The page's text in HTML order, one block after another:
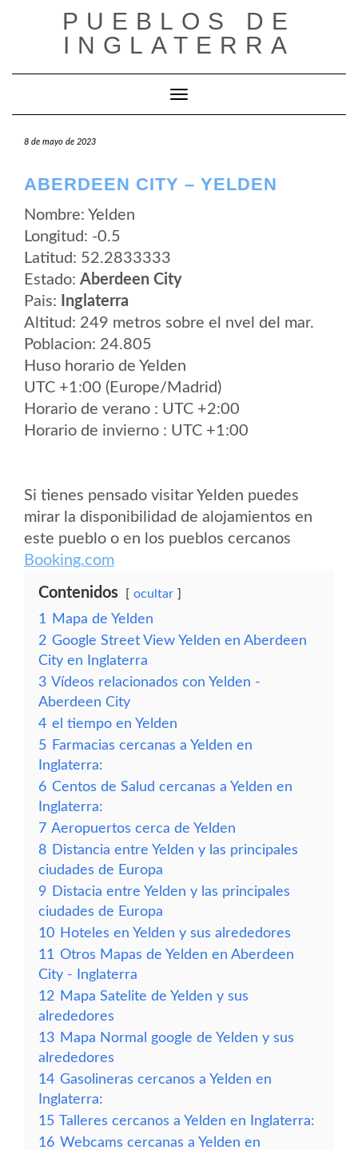
PUEBLOS DE
INGLATERRA
Cambiar modo de navegación
8 de mayo de 2023
ABERDEEN CITY – YELDEN
Nombre: Yelden
Longitud: -0.5
Latitud: 52.2833333
Estado: Aberdeen City
Pais:
Inglaterra
Altitud: 249 metros sobre el nvel del mar.
Poblacion: 24.805
Huso horario de Yelden
UTC +1:00 (Europe/Madrid)
Horario de verano : UTC +2:00
Horario de invierno : UTC +1:00
Si tienes pensado visitar Yelden puedes
mirar la disponibilidad de alojamientos en
este pueblo o en los pueblos cercanos
Booking.com
Contenidos ocultar
1
Mapa de Yelden
2 Google Street View Yelden en Aberdeen
City en Inglaterra
3 Vídeos relacionados con Yelden -
Aberdeen City
4 el tiempo en Yelden
5 Farmacias cercanas a Yelden en
Inglaterra:
6 Centos de Salud cercanas a Yelden en
Inglaterra:
7 Aeropuertos cerca de Yelden
8 Distancia entre Yelden y las principales
ciudades de Europa
9 Distacia entre Yelden y las principales
ciudades de Europa
10 Hoteles en Yelden y sus alrededores
11 Otros Mapas de Yelden en Aberdeen
City - Inglaterra
12 Mapa Satelite de Yelden y sus
alrededores
13 Mapa Normal google de Yelden y sus
alrededores
14 Gasolineras cercanos a Yelden en
Inglaterra:
15 Talleres cercanos a Yelden en Inglaterra:
16 Webcams cercanas a Yelden en